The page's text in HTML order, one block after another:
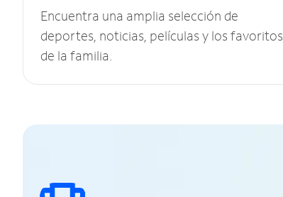
Encuentra una amplia selección de
deportes, noticias, películas y los favoritos
de la familia.